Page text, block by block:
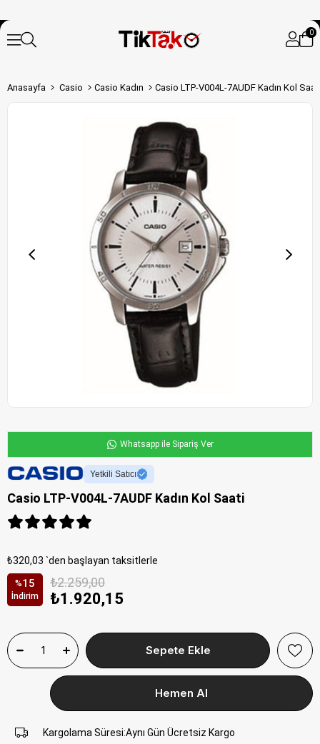
0
Anasayfa Casio Casio Kadın Casio LTP-V004L-7AUDF Kadın Kol Saati
Whatsapp ile Sipariş Ver
Yetkili Satıcı
Casio LTP-V004L-7AUDF Kadın Kol Saati
₺320,03 `den başlayan taksitlerle
%15
İndirim
₺2.259,00
₺1.920,15
Kargolama Süresi:Aynı Gün Ücretsiz Kargo